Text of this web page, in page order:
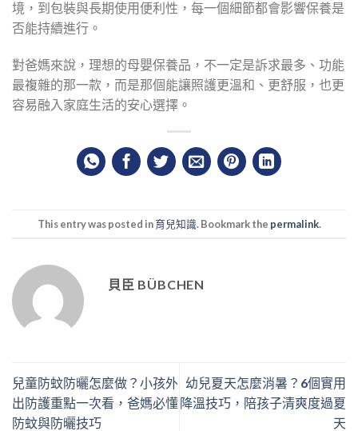
境，到包裝與長期使用便利性，每一個細節都會影響保養是
否能持續進行。
對爸媽來說，理想的母嬰保養品，不一定是訴求最多、功能
最複雜的那一款，而是那個能讓照護更溫和、更舒服，也更
容易融入家庭生活的安心選擇。
This entry was posted in育兒知識. Bookmark the permalink.
貝臣 BÜBCHEN
兒童防蚊防曬怎麼做？小孩外
出防護重點一次看，爸媽必懂
防蚊與防曬技巧
幼兒夏天怎麼消暑？6個實用
降溫技巧，陪孩子清爽度過夏
天